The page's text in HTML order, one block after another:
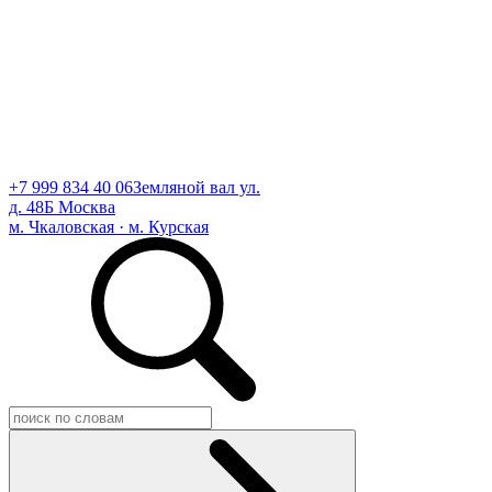
+7 999 834 40 06Земляной вал ул.
д. 48Б Москва
м. Чкаловская · м. Курская